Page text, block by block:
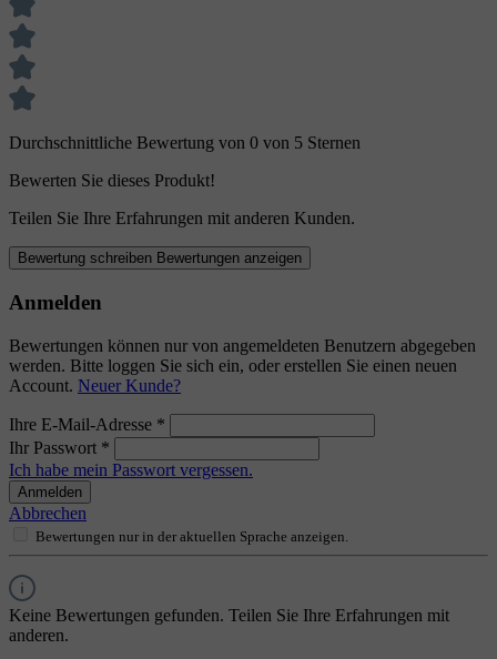
Durchschnittliche Bewertung von 0 von 5 Sternen
Bewerten Sie dieses Produkt!
Teilen Sie Ihre Erfahrungen mit anderen Kunden.
Bewertung schreiben Bewertungen anzeigen
Anmelden
Bewertungen können nur von angemeldeten Benutzern abgegeben
werden. Bitte loggen Sie sich ein, oder erstellen Sie einen neuen
Account. Neuer Kunde?
Ihre E-Mail-Adresse *
Ihr Passwort *
Ich habe mein Passwort vergessen.
Anmelden
Abbrechen
Bewertungen nur in der aktuellen Sprache anzeigen.
Keine Bewertungen gefunden. Teilen Sie Ihre Erfahrungen mit
anderen.